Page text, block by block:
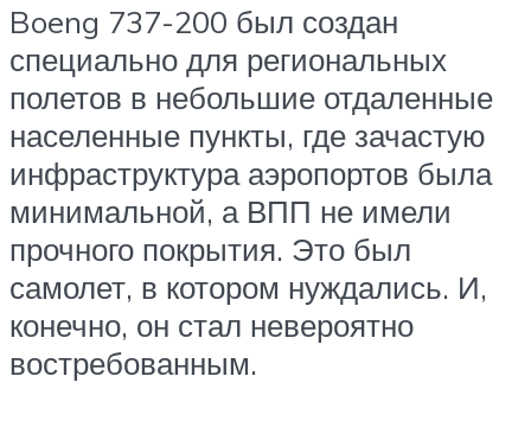
Boeng 737-200 был создан
специально для региональных
полетов в небольшие отдаленные
населенные пункты, где зачастую
инфраструктура аэропортов была
минимальной, а ВПП не имели
прочного покрытия. Это был
самолет, в котором нуждались. И,
конечно, он стал невероятно
востребованным.